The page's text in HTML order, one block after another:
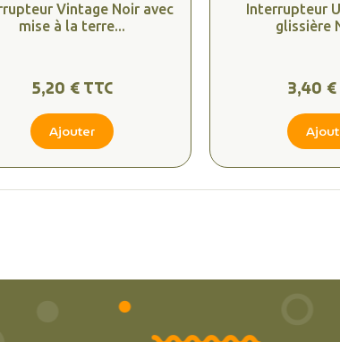
Vintage Noir avec
mise à la terre...
5,20 € TTC
Ajouter
Interrupteur
glissière
3,40 €